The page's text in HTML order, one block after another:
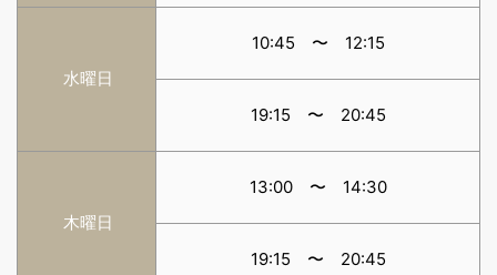
水曜日
10:45 〜 12:15
19:15 〜 20:45
木曜日
13:00 〜 14:30
19:15 〜 20:45